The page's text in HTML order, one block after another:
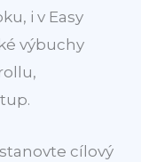
i v Easy
výbuchy
cílový